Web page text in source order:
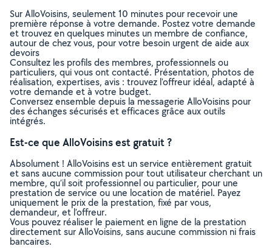
Sur AlloVoisins, seulement 10 minutes pour recevoir une
première réponse à votre demande. Postez votre demande
et trouvez en quelques minutes un membre de confiance,
autour de chez vous, pour votre besoin urgent de aide aux
devoirs
Consultez les profils des membres, professionnels ou
particuliers, qui vous ont contacté. Présentation, photos de
réalisation, expertises, avis : trouvez l'offreur idéal, adapté à
votre demande et à votre budget.
Conversez ensemble depuis la messagerie AlloVoisins pour
des échanges sécurisés et efficaces grâce aux outils
intégrés.
Est-ce que AlloVoisins est gratuit ?
Absolument ! AlloVoisins est un service entièrement gratuit
et sans aucune commission pour tout utilisateur cherchant un
membre, qu’il soit professionnel ou particulier, pour une
prestation de service ou une location de matériel. Payez
uniquement le prix de la prestation, fixé par vous,
demandeur, et l’offreur.
Vous pouvez réaliser le paiement en ligne de la prestation
directement sur AlloVoisins, sans aucune commission ni frais
bancaires.